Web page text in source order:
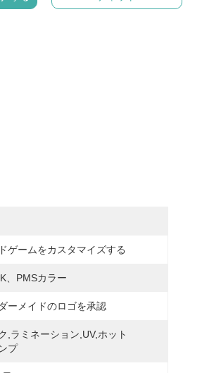
ゲームをカスタマイズする
、PMSカラー
ーメイドのロゴを承認
,ラミネーション,UV,ホット
プ